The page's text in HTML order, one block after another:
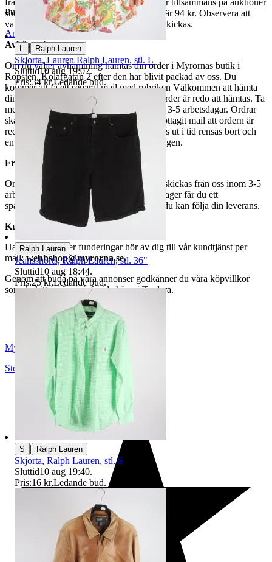
fraktpriset. Vi samfraktar upp till fyra varor tillsammans på auktioner
som avslutas samma dag. Samfraktspriset är 94 kr. Observera att
varor märkta endast avhämtning inte kan skickas.
Avhämtning
Om du väljer avhämtning hämtas din order i Myrornas butik i
Ropsten, Kolargatan 2 efter den har blivit packad av oss. Du
kommer att få ett separat mail med rubriken Välkommen att hämta
din order på Myrorna i Ropsten! när din order är redo att hämtas. Ta
med legitimation. Hanteringstiden är cirka 3-5 arbetsdagar. Ordrar
ska hämtas senast 7 dagar efter att man mottagit mail att ordern är
redo för avhämtning. Ordrar som ej hämtas ut i tid rensas bort och
en avgift på 84 kr dras av från återbetalningen.
Frakt
Om du har valt frakt kommer din vara att skickas från oss inom 3-5
arbetsdagar. När din vara har lämnat vårt lager får du ett
spårningsnummer av DSV inom kort där du kan följa din leverans.
Kundservice
Har du frågor eller funderingar hör av dig till vår kundtjänst per
mail:webbshop@myrorna.se.
Genom att buda på våra annonser godkänner du våra köpvillkor
som du hittar på vår infosida här på Tradera.
Publicerad
12 jun 21:40
Anmäl Sälj liknande
Myrorna
Stockholm
, Sverige
| Ralph Lauren
Skjorta, Lauren Ralph Lauren, stl. L
Sluttid10 aug 19:07.
Pris:34 kr,Ledande bud.
Ralph Lauren
Jeansshorts, Ralph Lauren, stl. 36"
Sluttid10 aug 18:44.
Pris:25 kr,Ledande bud.
S | Ralph Lauren
Skjorta, Ralph Lauren, stl. S
Sluttid10 aug 19:40.
Pris:16 kr,Ledande bud.